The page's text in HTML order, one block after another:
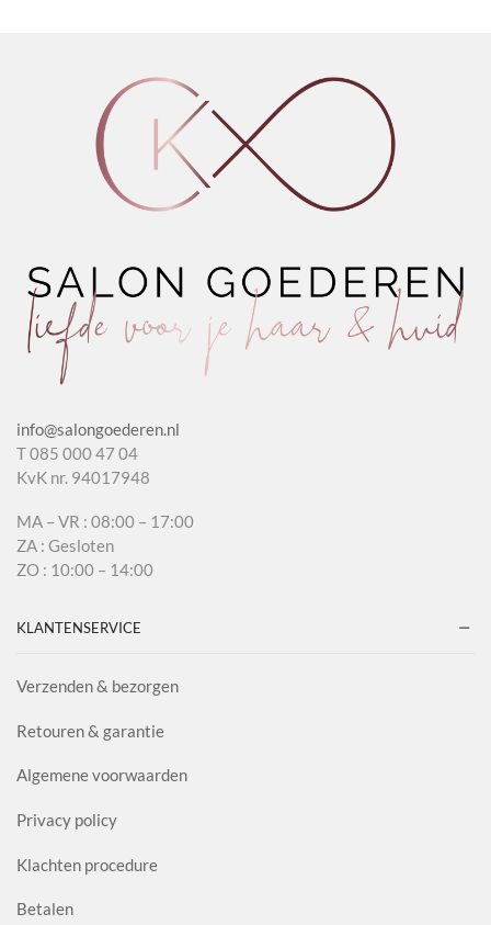
info@salongoederen.nl
T 085 000 47 04
KvK nr. 94017948
MA – VR : 08:00 – 17:00
ZA : Gesloten
ZO : 10:00 – 14:00
KLANTENSERVICE
Verzenden & bezorgen
Retouren & garantie
Algemene voorwaarden
Privacy policy
Klachten procedure
Betalen